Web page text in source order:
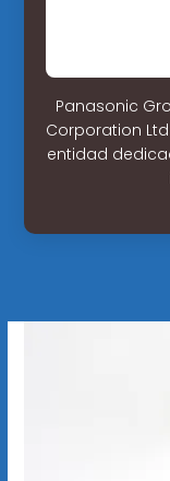
Panasonic
Corporation
entidad